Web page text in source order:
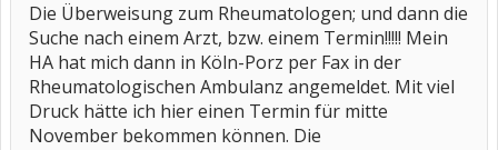
Die Überweisung zum Rheumatologen; und dann die
Suche nach einem Arzt, bzw. einem Termin!!!!! Mein
HA hat mich dann in Köln-Porz per Fax in der
Rheumatologischen Ambulanz angemeldet. Mit viel
Druck hätte ich hier einen Termin für mitte
November bekommen können. Die